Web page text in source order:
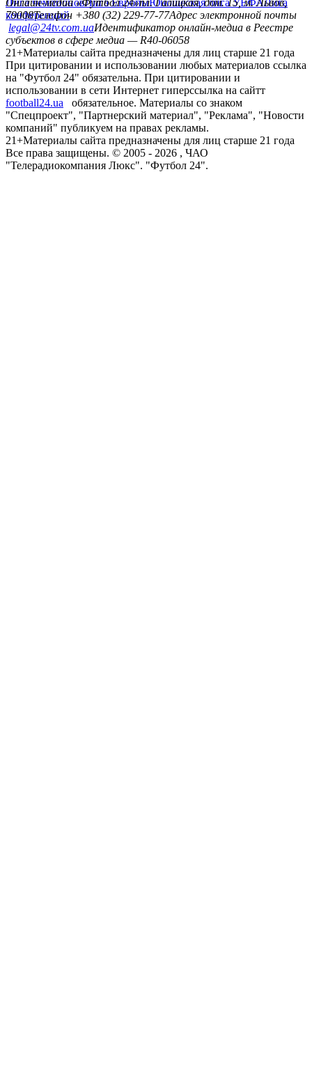
Лига чемпионовЛига ЕвропыЮношеская лига УЕФАЛига
конференций
Онлайн-медиа «Футбол 24»пл. Галицкая, дом. 15, м. Львов,
79008Телефон +380 (32) 229-77-77Адрес электронной почты
legal@24tv.com.uaИдентификатор онлайн-медиа в Реестре
субъектов в сфере медиа — R40-06058
21+Материалы сайта предназначены для лиц старше 21 года
При цитировании и использовании любых материалов ссылка
на "Футбол 24" обязательна. При цитировании и
использовании в сети Интернет гиперссылка на сайтт
football24.ua
обязательное. Материалы со знаком
"Спецпроект", "Партнерский материал", "Реклама", "Новости
компаний" публикуем на правах рекламы.
21+Материалы сайта предназначены для лиц старше 21 года
Все права защищены. © 2005 - 2026 , ЧАО
"Телерадиокомпания Люкс". "Футбол 24".